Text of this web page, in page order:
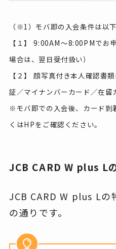
（※1）モバ即の入会条件は以
【１】 9:00AM～8:00PMでお
場合は、翌日受付扱い）
【２】 顔写真付き本人確認書
証／マイナンバーカード／在留
※モバ即での入会後、カード到
くはHPをご確認ください。
JCB CARD W plus L
JCB CARD W plus Lの
の通りです。